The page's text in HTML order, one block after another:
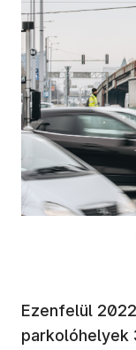
Ezenfelül
parkolóhelyek